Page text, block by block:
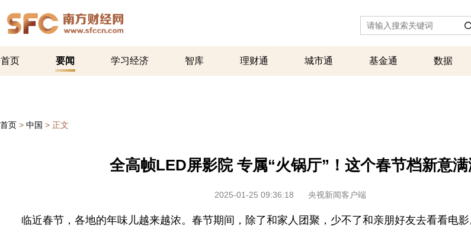
首页 要闻 学习经济 智库 理财通 城市通 基金通 数据
首页 > 中国 > 正文
全高帧LED屏影院 专属“火锅厅”！这个春节档新意
2025-01-25 09:36:18 央视新闻客户端
临近春节，各地的年味儿越来越浓。春节期间，除了和家人团聚，少不了和亲朋好友去看看电影